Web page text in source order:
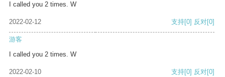
I called you 2 times. W
2022-02-12 支持[0] 反对[0]
游客
I called you 2 times. W
2022-02-10 支持[0] 反对[0]